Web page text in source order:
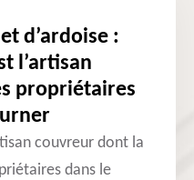
d’ardoise :
l’artisan
propriétaires
couvreur dont la
dans le